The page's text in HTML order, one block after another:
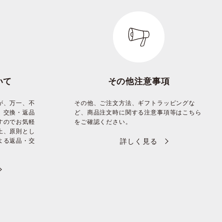
て
、万一、不
交換・返品
のでお気軽
、原則とし
る返品・交
その他注意事項
その他、ご注文方法、ギフトラッピングな
ど、商品注文時に関する注意事項等はこちら
をご確認ください。
詳しく見る